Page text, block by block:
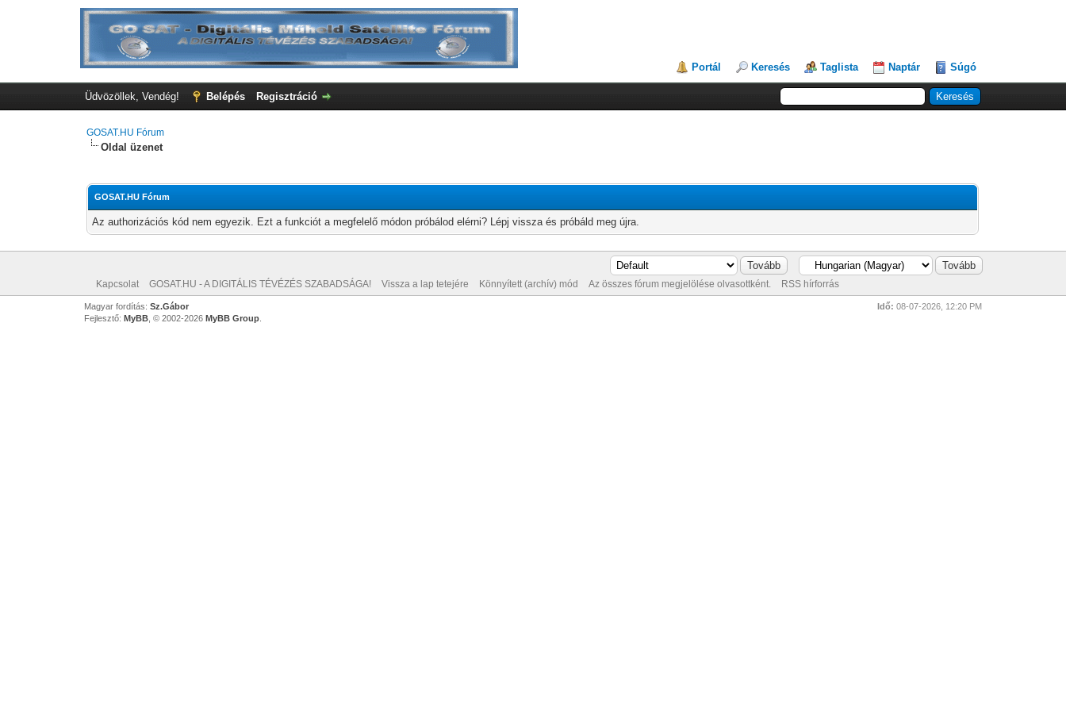
Portál Keresés Taglista Naptár Súgó
Üdvözöllek, Vendég! Belépés Regisztráció
GOSAT.HU Fórum
Oldal üzenet
GOSAT.HU Fórum
Az authorizációs kód nem egyezik. Ezt a funkciót a megfelelő módon próbálod elérni? Lépj vissza és próbáld meg újra.
Kapcsolat GOSAT.HU - A DIGITÁLIS TÉVÉZÉS SZABADSÁGA! Vissza a lap tetejére Könnyített (archív) mód Az összes fórum megjelölése olvasottként. RSS hírforrás
Idő: 08-07-2026, 12:20 PM
Magyar fordítás: Sz.Gábor
Fejlesztő: MyBB, © 2002-2026 MyBB Group.